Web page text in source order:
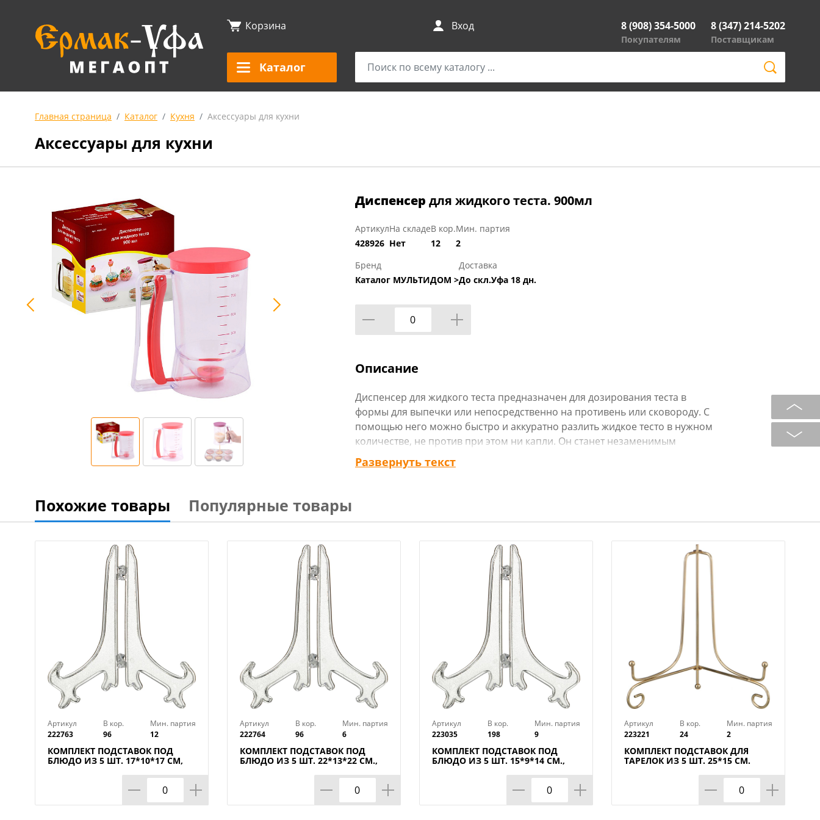
Корзина Вход 8 (908) 354-5000
Покупателям
8 (347) 214-5202
Поставщикам
Каталог
Главная страница Каталог Кухня Аксессуары для кухни
Аксессуары для кухни
Диспенсер для жидкого теста. 900мл
Артикул
428926
На складе
Нет
В кор.
12
Мин. партия
2
Бренд
Каталог МУЛЬТИДОМ >
Доставка
До скл.Уфа 18 дн.
Описание
Диспенсер для жидкого теста предназначен для дозирования теста в
формы для выпечки или непосредственно на противень или сковороду. С
помощью него можно быстро и аккуратно разлить жидкое тесто в нужном
количестве, не против при этом ни капли. Он станет незаменимым
помощником на Вашей кухне при выпечке кексов, маффинов, оладий и
другой выпечки. Преимущества использования диспенсера очевидны:
емкости надавливая на ручку и отпуская ее.
После использования промойте диспенсер под проточной водой, можно с
использованием жидких моющих средств.
Изготовлено из пластмассы (полистирол, полипропилен, силикон) и
коррозионностойкой (нержавеющей) стали.
Развернуть текст
Похожие товары Популярные товары
Артикул
222763
В кор.
96
Мин. партия
12
КОМПЛЕКТ ПОДСТАВОК ПОД
БЛЮДО ИЗ 5 ШТ. 17*10*17 СМ,
Артикул
222764
В кор.
96
Мин. партия
6
КОМПЛЕКТ ПОДСТАВОК ПОД
БЛЮДО ИЗ 5 ШТ. 22*13*22 СМ.,
Артикул
223035
В кор.
198
Мин. партия
9
КОМПЛЕКТ ПОДСТАВОК ПОД
БЛЮДО ИЗ 5 ШТ. 15*9*14 СМ.,
Артикул
223221
В кор.
24
Мин. партия
2
КОМПЛЕКТ ПОДСТАВОК ДЛЯ
ТАРЕЛОК ИЗ 5 ШТ. 25*15 СМ.